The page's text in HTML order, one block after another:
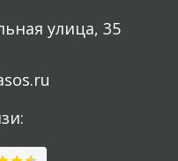
улица, 35